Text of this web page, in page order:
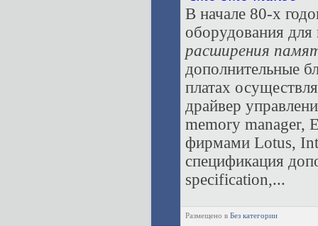
В начале 80-х
оборудования
расширения
дополнительные
платах
драйвер
memory manager,
фирмами Lotus,
спецификация
specification,...
Размещено в Без категории